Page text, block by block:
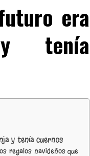
era
tenía
y tenía cuernos
regalos navideños que